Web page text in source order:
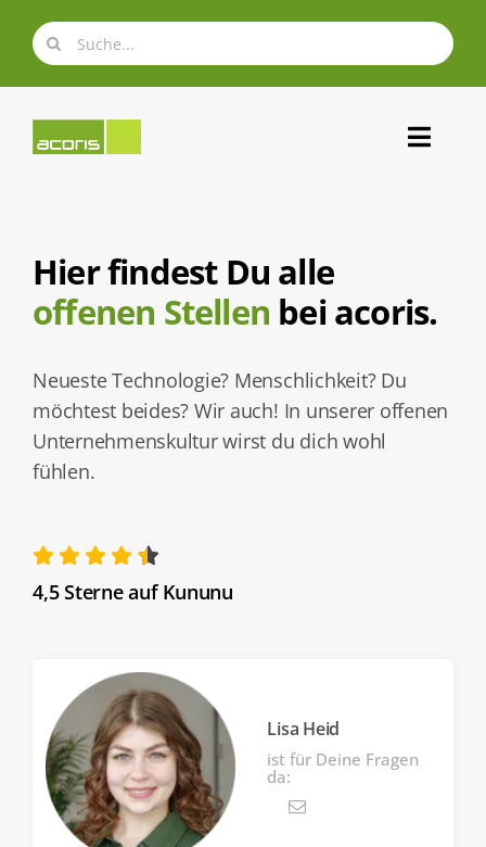
Inhalt
springen
Suche
nach:
Expertise
Karriere
Hier findest Du alle
offenen Stellen bei acoris.
Neueste Technologie? Menschlichkeit? Du
möchtest beides? Wir auch! In unserer offenen
Unternehmenskultur wirst du dich wohl
fühlen.
4,5 Sterne auf Kununu
Lisa Heid
ist für Deine Fragen
da: